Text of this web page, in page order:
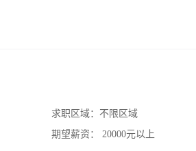
求职区域： 不限区域
期望薪资：
20000元以上